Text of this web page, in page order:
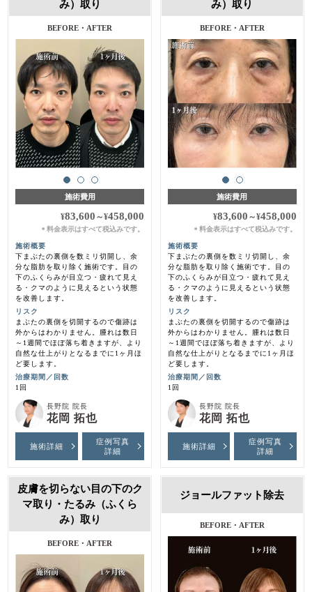
み）取り
BEFORE・AFTER
施術費用
¥83,600 ～¥458,000
＊料金表示はすべて税込みです。
施術概要
下まぶたの裏側を数ミリ切開し、余
分な脂肪を取り除く施術です。目の
下のふくらみが目立つ・疲れて見え
る・クマのように見えるという状態
を改善します。
リスク
まぶたの裏側を切開するので傷跡は
外からはわかりません。腫れは数日
～1週間でほぼ落ち着きますが、より
自然な仕上がりとなるまでに1ヶ月ほ
ど要します。
治療期間／回数
1回
長野院 院長
花岡 拓也
施術詳細
症例写真
詳細
み）取り
BEFORE・AFTER
施術費用
¥83,600 ～¥458,000
＊ 料金表示はすべて税込みです。
施術概要
下まぶたの裏側を数ミリ切開し、余
分な脂肪を取り除く施術です。目の
下のふくらみが目立つ・疲れて見え
る・クマのように見えるという状態
を改善します。
リスク
まぶたの裏側を切開するので傷跡は
外からはわかりません。腫れは数日
～1週間でほぼ落ち着きますが、より
自然な仕上がりとなるまでに1ヶ月ほ
ど要します。
治療期間／回数
1回
長野院 院長
花岡 拓也
施術詳細
症例写真
詳細
皮膚を切らない目の下のク
マ取り・たるみ（ふくら
み）取り
BEFORE・AFTER
ジョールファット除去
BEFORE・AFTER